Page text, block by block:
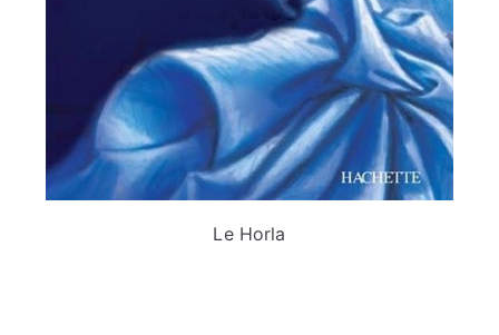
Le Horla